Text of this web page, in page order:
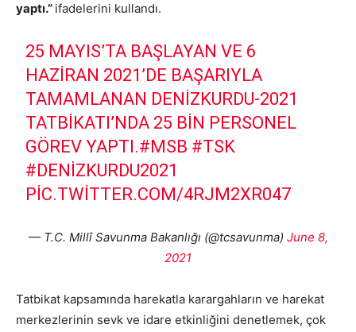
yaptı.” ifadelerini kullandı.
25 MAYIS’TA BAŞLAYAN VE 6
HAZIRAN 2021’DE BAŞARIYLA
TAMAMLANAN DENİZKURDU-2021
TATBIKATI’NDA 25 BIN PERSONEL
GÖREV YAPTI.#MSB #TSK
#DENIZKURDU2021
PIC.TWITTER.COM/4RJM2XR047
— T.C. Millî Savunma Bakanlığı (@tcsavunma) June 8,
2021
Tatbikat kapsamında harekatla karargahların ve harekat
merkezlerinin sevk ve idare etkinliğini denetlemek, çok